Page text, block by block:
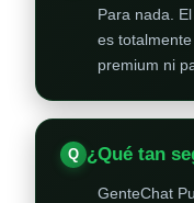
Para nada.
es
premium ni
¿Qué tan
GenteChat